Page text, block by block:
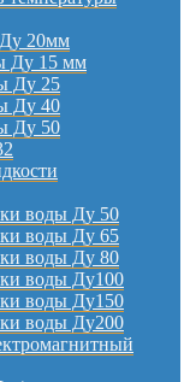
20мм
Ду 15 мм
Ду 25
Ду 40
Ду 50
воды Ду 50
воды Ду 65
воды Ду 80
воды Ду100
воды Ду150
воды Ду200